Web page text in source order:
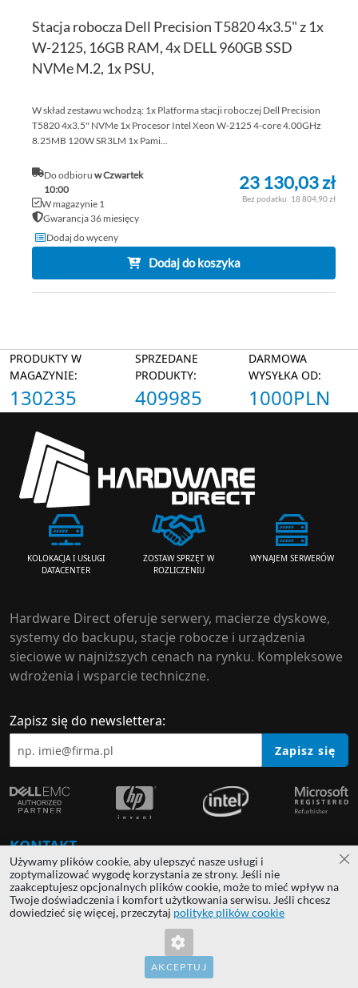
Stacja robocza Dell Precision T5820 4x3.5" z 1x
W-2125, 16GB RAM, 4x DELL 960GB SSD
NVMe M.2, 1x PSU,
W skład zestawu wchodzą: 1x Platforma stacji roboczej Dell Precision
T5820 4x3.5" NVMe 1x Procesor Intel Xeon W-2125 4-core 4.00GHz
8.25MB 120W SR3LM 1x Pami...
Do odbioruw Czwartek
10:00
W magazynie 1
Gwarancja 36 miesięcy
23 130,03 zł
18 804,90 zł
Dodaj do wyceny
Dodaj do koszyka
PRODUKTY W
MAGAZYNIE:
130235
SPRZEDANE
PRODUKTY:
409985
DARMOWA
WYSYŁKA OD:
1000PLN
KOLOKACJA I USŁUGI
DATACENTER
ZOSTAW SPRZĘT W
ROZLICZENIU
WYNAJEM SERWERÓW
Hardware Direct oferuje serwery, macierze dyskowe,
systemy do backupu, stacje robocze i urządzenia
sieciowe w najniższych cenach na rynku. Kompleksowe
wdrożenia i wsparcie techniczne.
Zapisz się do newslettera:
Zapisz się
KONTAKT
+48 22 33 22 333/+48 535 333 133
sales@hardwaredirect.pl/
support@hardwaredirect.pl
Salsy 2 / 02-823 Warszawa / Polska
Używamy plików cookie, aby ulepszyć nasze usługi i
zoptymalizować wygodę korzystania ze strony. Jeśli nie
zaakceptujesz opcjonalnych plików cookie, może to mieć wpływ na
Twoje doświadczenia i komfort użytkowania serwisu. Jeśli chcesz
dowiedzieć się więcej, przeczytaj politykę plików cookie
AKCEPTUJ